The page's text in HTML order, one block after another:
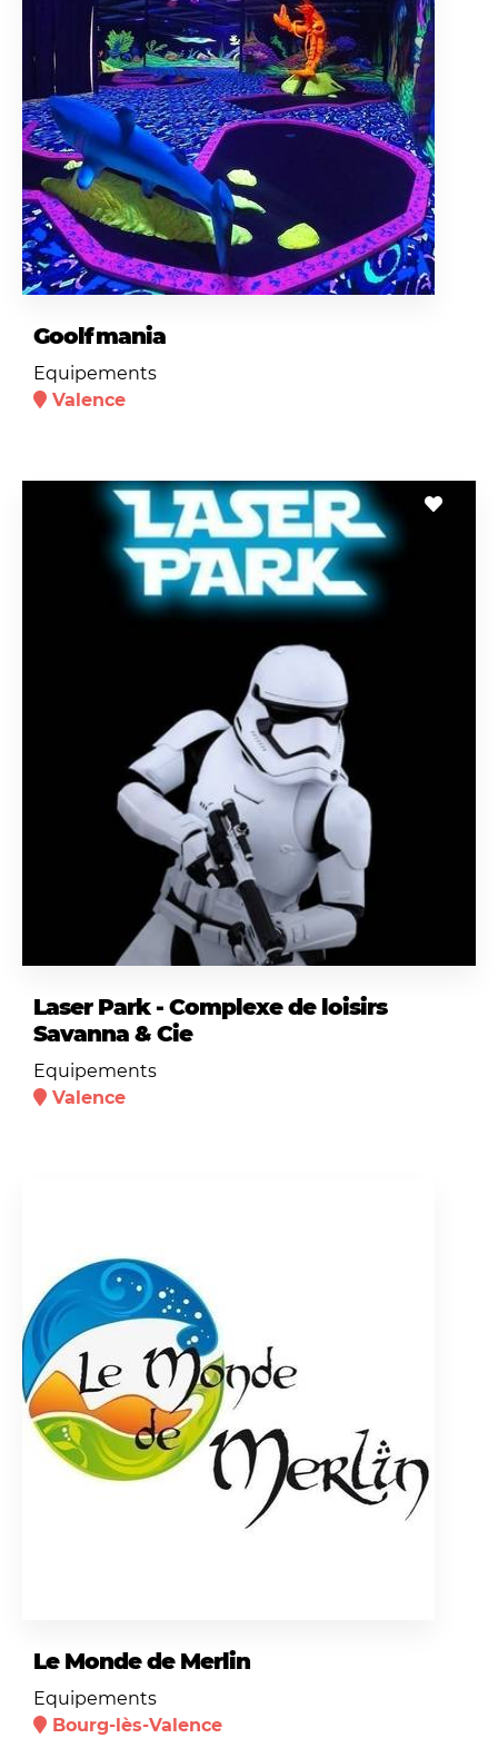
Goolfmania
Equipements
Valence
Laser Park - Complexe de loisirs
Savanna & Cie
Equipements
Valence
Le Monde de Merlin
Equipements
Bourg-lès-Valence